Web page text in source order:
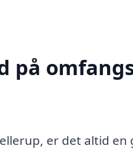
på
er det altid en